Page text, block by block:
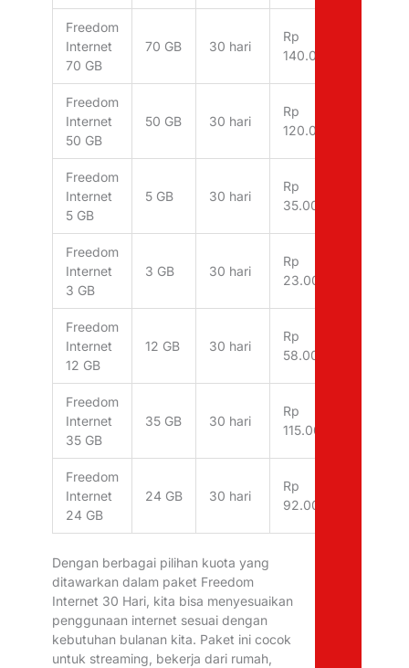
Freedom
Internet
70 GB
70 GB 30 hari
Rp
140.000
Freedom
Internet
50 GB
50 GB 30 hari
Rp
120.000
Freedom
Internet
5 GB
5 GB 30 hari
Rp
35.000
Freedom
Internet
3 GB
3 GB 30 hari
Rp
23.000
Freedom
Internet
12 GB
12 GB 30 hari
Rp
58.000
Freedom
Internet
35 GB
35 GB 30 hari
Rp
115.000
Freedom
Internet
24 GB
24 GB 30 hari
Rp
92.000
Dengan berbagai pilihan kuota yang
ditawarkan dalam paket Freedom
Internet 30 Hari, kita bisa menyesuaikan
penggunaan internet sesuai dengan
kebutuhan bulanan kita. Paket ini cocok
untuk streaming, bekerja dari rumah,